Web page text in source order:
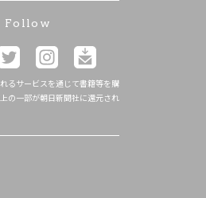
Follow
るサービスを通じて書籍等を購
の一部が朝日新聞社に還元され